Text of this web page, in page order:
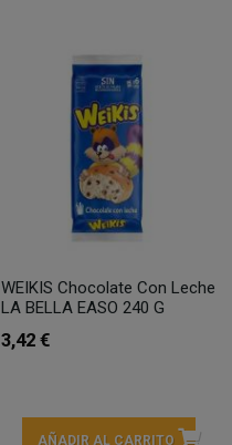
WEIKIS Chocolate Con Leche
LA BELLA EASO 240 G
3,42 €
AÑADIR AL CARRITO